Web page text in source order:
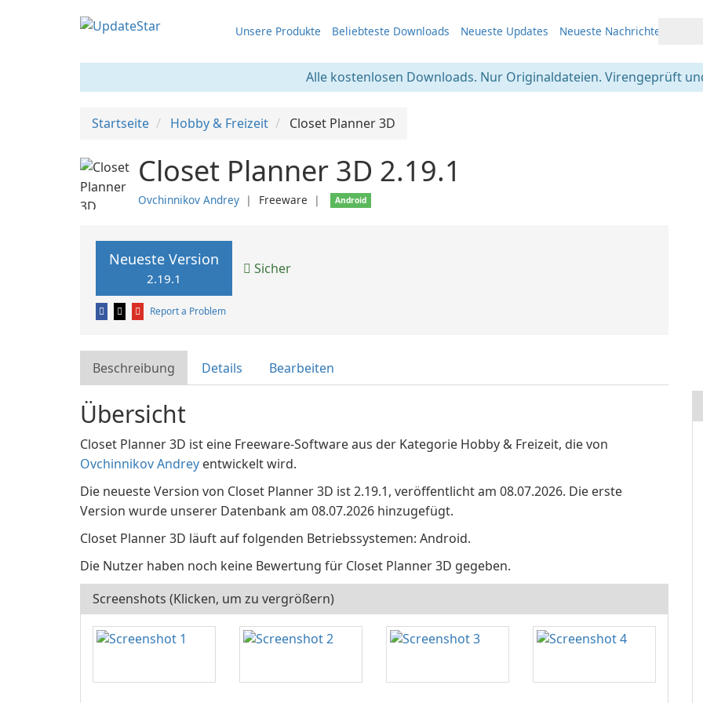
Unsere Produkte Beliebteste Downloads Neueste Updates Neueste Nachrichten
Alle kostenlosen Downloads. Nur Originaldateien. Virengeprüft
Startseite Hobby & Freizeit Closet Planner 3D
Closet Planner 3D 2.19.1
Ovchinnikov Andrey ❘ Freeware ❘ Android
Neueste Version
2.19.1
Sicher
Report a Problem
Beschreibung Details Bearbeiten
Übersicht
Closet Planner 3D ist eine Freeware-Software aus der Kategorie Hobby & Freizeit, die von
Ovchinnikov Andrey entwickelt wird.
Die neueste Version von Closet Planner 3D ist 2.19.1, veröffentlicht am 08.07.2026. Die erste
Version wurde unserer Datenbank am 08.07.2026 hinzugefügt.
Closet Planner 3D läuft auf folgenden Betriebssystemen: Android.
Die Nutzer haben noch keine Bewertung für Closet Planner 3D gegeben.
Screenshots (Klicken, um zu vergrößern)